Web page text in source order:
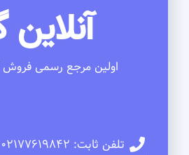
آنلاین
اولین مرجع رسمی فروش
تلفن ثابت: 02177619842